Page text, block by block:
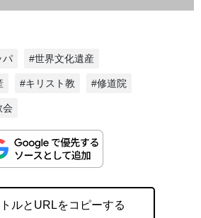
パ #世界文化遺産
#キリスト教 #修道院
会
ルとURLをコピーする